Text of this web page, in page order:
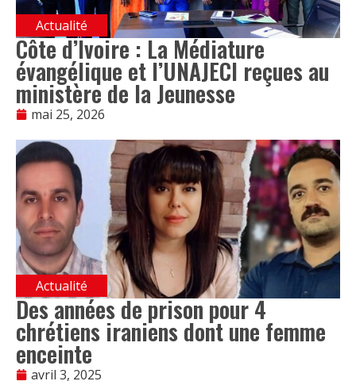
Actualité
Côte d’Ivoire : La Médiature
évangélique et l’UNAJECI reçues au
ministère de la Jeunesse
mai 25, 2026
Actualité
Des années de prison pour 4
chrétiens iraniens dont une femme
enceinte
avril 3, 2025